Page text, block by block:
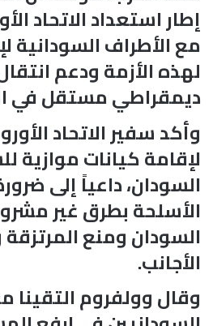
إطار استعداد الاتحاد
مع الأطراف السودانية
لهذه الأزمة ودعم
ديمقراطي مستقل في
وأكد سفير الاتحاد
لإقامة كيانات موازية
السودان، داعياً إلى
الأسلحة بطرق غير
السودان ومنع المرتزقة
الأجانب.
وقال وولفروم التقينا